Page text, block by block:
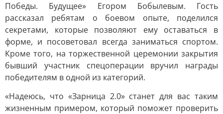
Победы. Будущее» Егором Бобылевым. Гость
рассказал ребятам о боевом опыте, поделился
секретами, которые позволяют ему оставаться в
форме, и посоветовал всегда заниматься спортом.
Кроме того, на торжественной церемонии закрытия
бывший участник спецоперации вручил награды
победителям в одной из категорий.
«Надеюсь, что «Зарница 2.0» станет для вас таким
жизненным примером, который поможет проверить